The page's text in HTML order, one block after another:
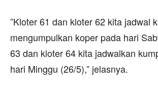
”Kloter 61 dan kloter 62 kita jadwal
mengumpulkan koper pada hari
63 dan kloter 64 kita jadwalkan
hari Minggu (26/5),” jelasnya.